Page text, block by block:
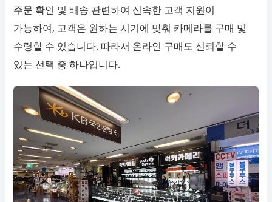
주문 확인 및 배송 관련하여 신속한 고객 지원이
가능하여, 고객은 원하는 시기에 맞춰 카메라를 구매 및
수령할 수 있습니다. 따라서 온라인 구매도 신뢰할 수
있는 선택 중 하나입니다.